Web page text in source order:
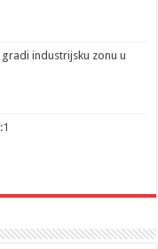
industrijsku zonu u